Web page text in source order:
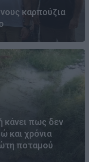
καρπούζια
κάνει πως δεν
και χρόνια
ποταμού